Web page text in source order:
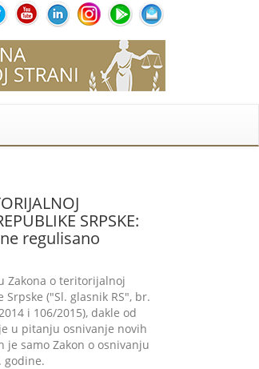
SRPSKE:
regulisano
Zakona o teritorijalnoj
("Sl. glasnik RS", br.
i 106/2015), dakle od
u pitanju osnivanje novih
je samo Zakon o osnivanju
godine.